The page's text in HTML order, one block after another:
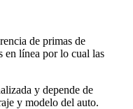
de primas de
en línea por lo cual las
y depende de
y modelo del auto.